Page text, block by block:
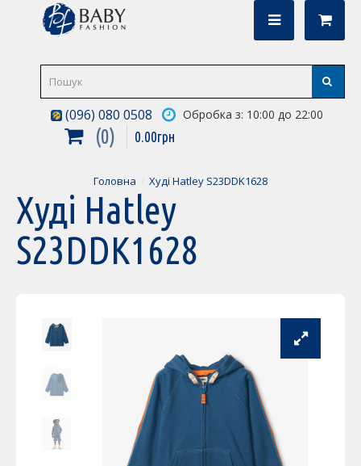
(096) 080 0508 Обробка з: 10:00 до 22:00
0 0.00грн
Головна Худі Hatley S23DDK1628
Худі Hatley
S23DDK1628